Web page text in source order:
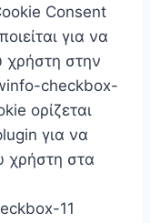
Consent
για να
χρήστη στην
checkbox-
ορίζεται
για να
χρήστη στα
11